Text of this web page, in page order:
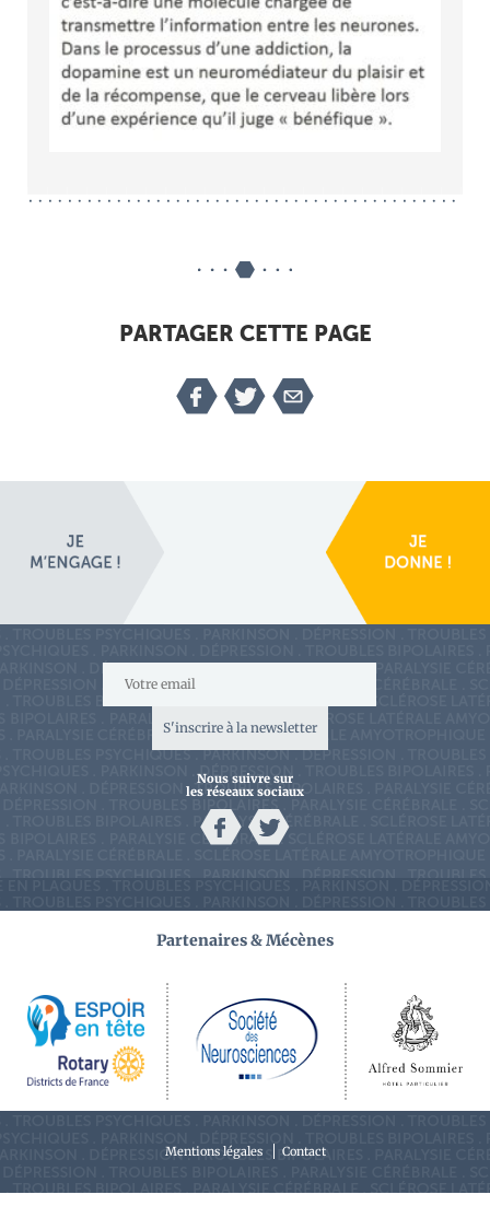
PARTAGER CETTE PAGE
S'inscrire à la newsletter
Nous suivre sur
les réseaux sociaux
Partenaires & Mécènes
Mentions légales Contact